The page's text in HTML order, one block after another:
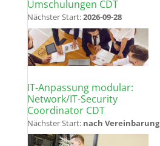
Umschulungen CDT
Nächster Start:2026-09-28
IT-Anpassung modular:
Network/IT-Security
Coordinator CDT
Nächster Start: nach Vereinbarung